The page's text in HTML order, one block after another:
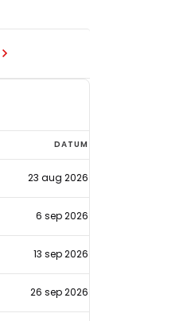
DATUM
23 aug 2026
6 sep 2026
13 sep 2026
26 sep 2026